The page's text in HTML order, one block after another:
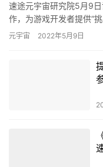
速途元宇宙研究院5月9
作，为游戏开发者提供“
于火星的虚拟现实资产和
元宇宙 2022年5月9日